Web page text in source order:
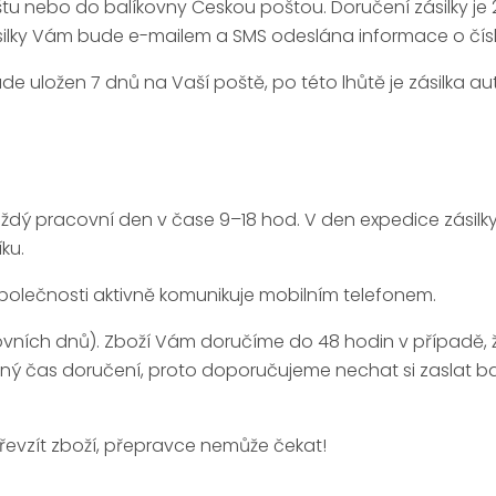
nebo do balíkovny Českou poštou. Doručení zásilky je
Vám bude e-mailem a SMS odeslána informace o
uložen 7 dnů na Vaší poště, po této lhůtě je zásilka
pracovní den v čase 9–18 hod. V den expedice
aktivně komunikuje mobilním telefonem.
dnů). Zboží Vám doručíme do 48 hodin v případě,
čas doručení, proto doporučujeme nechat si zaslat
zboží, přepravce nemůže čekat!